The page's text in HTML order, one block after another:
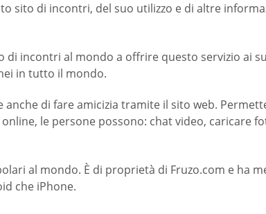
sito di incontri, del suo utilizzo e di altre
incontri al mondo a offrire questo servizio ai
in tutto il mondo.
di fare amicizia tramite il sito web.
le persone possono: chat video, caricare
al mondo. È di proprietà di Fruzo.com e ha
che iPhone.